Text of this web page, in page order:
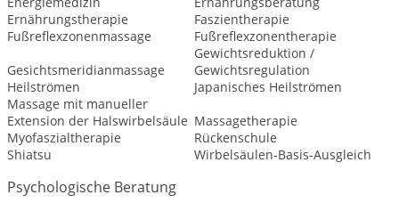
Ernährungstherapie
Faszientherapie
Fußreflexzonenmassage
Fußreflexzonentherapie
Gesichtsmeridianmassage
Gewichtsreduktion /
Gewichtsregulation
Heilströmen
Japanisches Heilströmen
Massage mit manueller
Extension der Halswirbelsäule Massagetherapie
Myofaszialtherapie
Rückenschule
Shiatsu
Wirbelsäulen-Basis-Ausgleich
Psychologische Beratung